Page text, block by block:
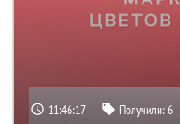
11:46:17 Получили:6